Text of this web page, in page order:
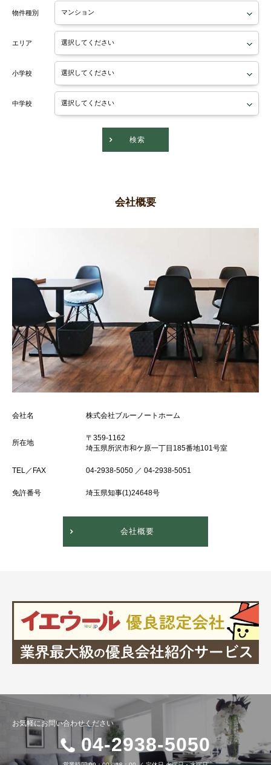
物件種別
エリア
小学校
中学校
検索
会社概要
会社名 株式会社ブルーノートホーム
所在地
〒359-1162
埼玉県所沢市和ケ原一丁目185番地101号室
TEL／FAX 04-2938-5050 ／ 04-2938-5051
免許番号 埼玉県知事(1)24648号
会社概要
お気軽にお問い合わせください
04-2938-5050